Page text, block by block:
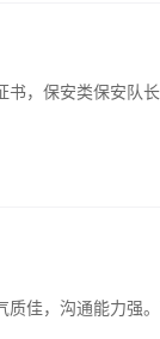
，保安类保安队
佳，沟通能力强。